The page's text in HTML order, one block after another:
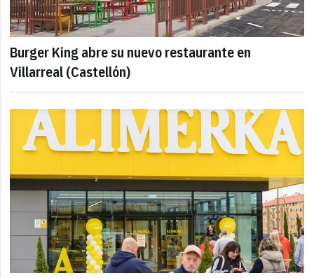
Burger King abre su nuevo restaurante en
Villarreal (Castellón)